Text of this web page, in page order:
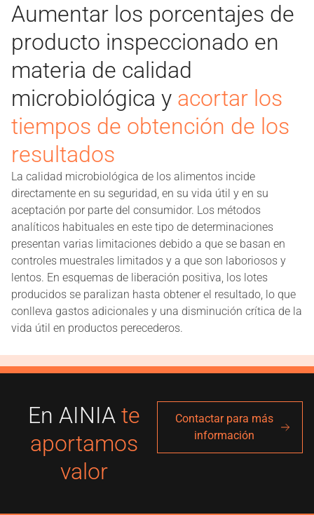
Aumentar los porcentajes de
producto inspeccionado en
materia de calidad
microbiológica y acortar los
tiempos de obtención de los
resultados
La calidad microbiológica de los alimentos incide
directamente en su seguridad, en su vida útil y en su
aceptación por parte del consumidor. Los métodos
analíticos habituales en este tipo de determinaciones
presentan varias limitaciones debido a que se basan en
controles muestrales limitados y a que son laboriosos y
lentos. En esquemas de liberación positiva, los lotes
producidos se paralizan hasta obtener el resultado, lo que
conlleva gastos adicionales y una disminución crítica de la
vida útil en productos perecederos.
En AINIA te
aportamos
valor
Contactar para más
información